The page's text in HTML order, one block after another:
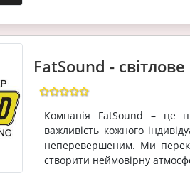
FatSound -
Компанія FatSound – це
важливість кожного
неперевершеним. Ми
створити неймовірну